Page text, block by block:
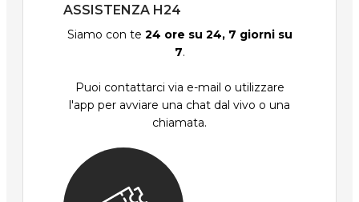
ASSISTENZA H24
Siamo con te 24 ore su 24, 7 giorni su
7.
Puoi contattarci via e-mail o utilizzare
l'app per avviare una chat dal vivo o una
chiamata.